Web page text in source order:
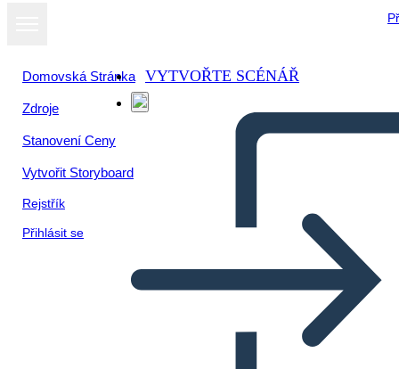
Domovská Stránka
Zdroje
Stanovení Ceny
Vytvořit Storyboard
Rejstřík
Přihlásit se
VYTVOŘTE SCÉNÁŘ